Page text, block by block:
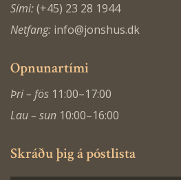
Sími:(+45) 23 28 1944
Netfang: info@jonshus.dk
Opnunartími
Þri – fös 11:00–17:00
Lau – sun 10:00–16:00
Skráðu þig á póstlista